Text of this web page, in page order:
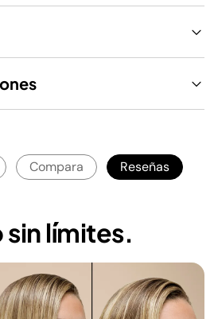
Compara Reseñas
sin límites.